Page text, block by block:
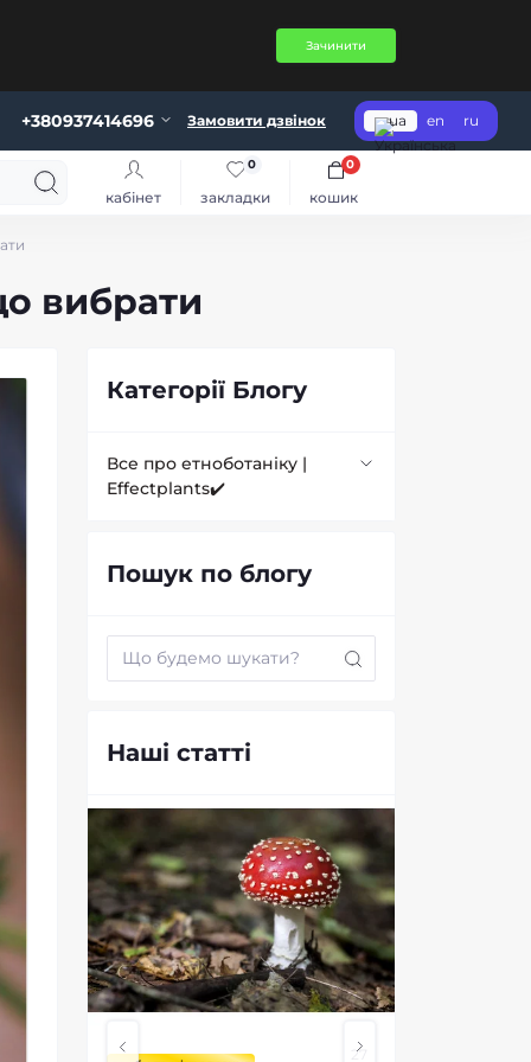
Зачинити
+380937414696 Замовити дзвінок ua en ru
кабінет закладки
0
кошик
0
вибрати
Категорії Блогу
Все про етноботаніку |
Effectplants✔️
Гриби та мікродозинг
Олія КБД
Пошук по блогу
Наші статті
27